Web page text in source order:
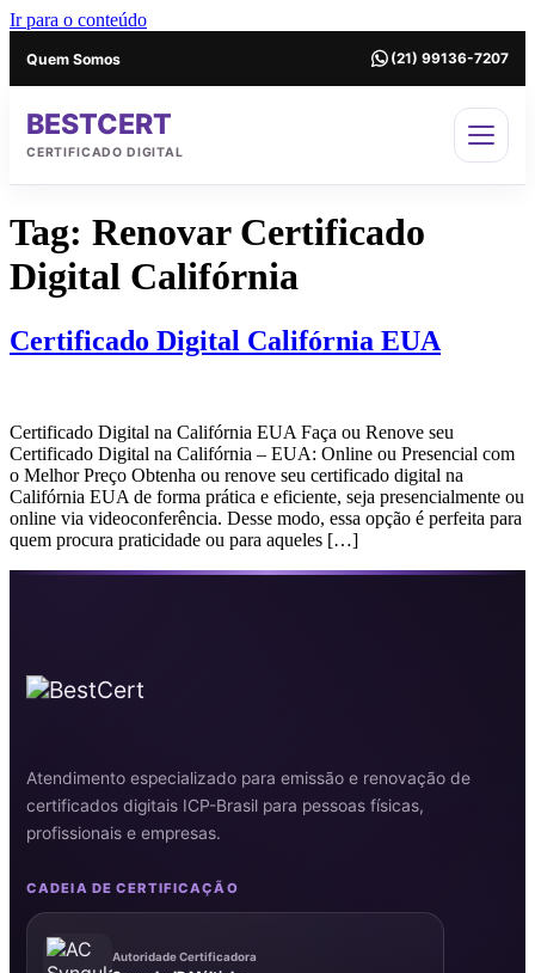
Ir para o conteúdo
Quem Somos (21) 99136-7207
BESTCERT
CERTIFICADO DIGITAL
Tag: Renovar Certificado
Digital Califórnia
Certificado Digital Califórnia EUA
Certificado Digital na Califórnia EUA Faça ou Renove seu
Certificado Digital na Califórnia – EUA: Online ou Presencial com
o Melhor Preço Obtenha ou renove seu certificado digital na
Califórnia EUA de forma prática e eficiente, seja presencialmente ou
online via videoconferência. Desse modo, essa opção é perfeita para
quem procura praticidade ou para aqueles […]
Atendimento especializado para emissão e renovação de
certificados digitais ICP-Brasil para pessoas físicas,
profissionais e empresas.
CADEIA DE CERTIFICAÇÃO
Autoridade Certificadora